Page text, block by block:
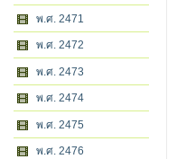
พ.ศ. 2471
พ.ศ. 2472
พ.ศ. 2473
พ.ศ. 2474
พ.ศ. 2475
พ.ศ. 2476